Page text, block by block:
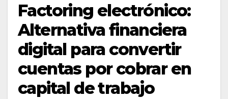
Factoring electrónico:
Alternativa financiera
digital para convertir
cuentas por cobrar en
capital de trabajo